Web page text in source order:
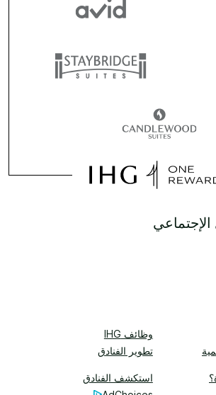
وظائف IHG
تطوير الفنادق
استكشف الفنادق